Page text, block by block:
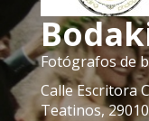
Fotógrafos de
Calle Escritora
Teatinos,